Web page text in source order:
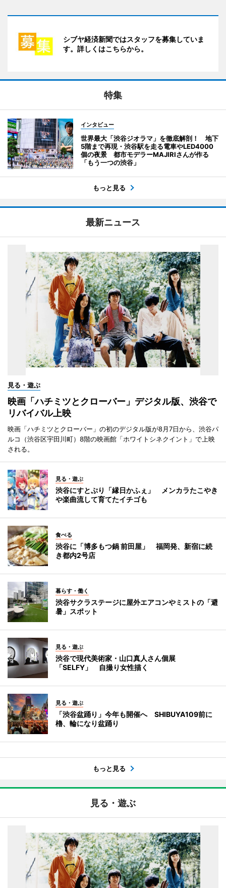
シブヤ経済新聞ではスタッフを募集していま
す。詳しくはこちらから。
特集
インタビュー
世界最大「渋谷ジオラマ」を徹底解剖！ 地下
5階まで再現・渋谷駅を走る電車やLED4000
個の夜景 都市モデラーMAJIRIさんが作る
「もう一つの渋谷」
もっと見る
最新ニュース
見る・遊ぶ
映画「ハチミツとクローバー」デジタル版、渋谷で
リバイバル上映
映画「ハチミツとクローバー」の初のデジタル版が8月7日から、渋谷パ
ルコ（渋谷区宇田川町）8階の映画館「ホワイトシネクイント」で上映
される。
見る・遊ぶ
渋谷にすとぷり「縁日かふぇ」 メンカラたこやき
や楽曲流して育てたイチゴも
食べる
渋谷に「博多もつ鍋 前田屋」 福岡発、新宿に続
き都内2号店
暮らす・働く
渋谷サクラステージに屋外エアコンやミストの「避
暑」スポット
見る・遊ぶ
渋谷で現代美術家・山口真人さん個展
「SELFY」 自撮り女性描く
見る・遊ぶ
「渋谷盆踊り」今年も開催へ SHIBUYA109前に
櫓、輪になり盆踊り
もっと見る
見る・遊ぶ